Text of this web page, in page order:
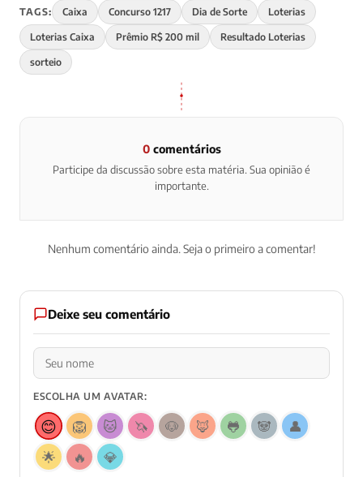
TAGS: Caixa Concurso 1217 Dia de Sorte Loterias
Loterias Caixa Prêmio R$ 200 mil Resultado Loterias
sorteio
0comentários
Participe da discussão sobre esta matéria. Sua opinião é
importante.
Nenhum comentário ainda. Seja o primeiro a comentar!
Deixe seu comentário
ESCOLHA UM AVATAR:
😊 🦁 🐱 🦄 🐶 🦊 🐸 🐼
👤
🌟
🔥 💎